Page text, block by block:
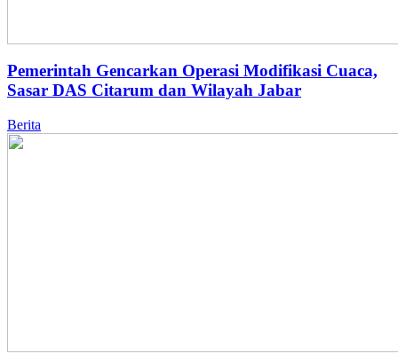
Pemerintah Gencarkan Operasi Modifikasi Cuaca,
Sasar DAS Citarum dan Wilayah Jabar
Berita